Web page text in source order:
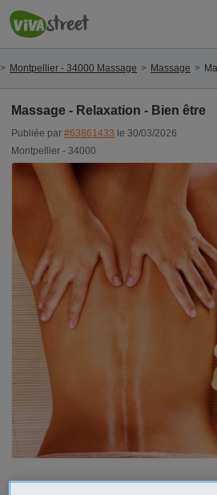
Montpellier - 34000 Massage Massage
Massage - Relaxation - Bien être
Publiée par #63861433 le 30/03/2026
Montpellier - 34000